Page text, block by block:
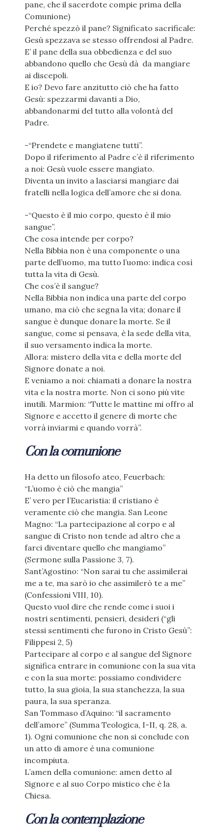
pane, che il sacerdote compie prima della
Comunione)
Perché spezzò il pane? Significato sacrificale:
Gesù spezzava se stesso offrendosi al Padre.
E’ il pane della sua obbedienza e del suo
abbandono quello che Gesù dà da mangiare
ai discepoli.
E io? Devo fare anzitutto ciò che ha fatto
Gesù: spezzarmi davanti a Dio,
abbandonarmi del tutto alla volontà del
Padre.
-“Prendete e mangiatene tutti”.
Dopo il riferimento al Padre c’è il riferimento
a noi: Gesù vuole essere mangiato.
Diventa un invito a lasciarsi mangiare dai
fratelli nella logica dell’amore che si dona.
-“Questo è il mio corpo, questo è il mio
sangue”.
Che cosa intende per corpo?
Nella Bibbia non è una componente o una
parte dell’uomo, ma tutto l’uomo: indica così
tutta la vita di Gesù.
Che cos’è il sangue?
Nella Bibbia non indica una parte del corpo
umano, ma ciò che segna la vita; donare il
sangue è dunque donare la morte. Se il
sangue, come si pensava, è la sede della vita,
il suo versamento indica la morte.
Allora: mistero della vita e della morte del
Signore donate a noi.
E veniamo a noi: chiamati a donare la nostra
vita e la nostra morte. Non ci sono più vite
inutili. Marmion: “Tutte le mattine mi offro al
Signore e accetto il genere di morte che
vorrà inviarmi e quando vorrà”.
Con la comunione
Ha detto un filosofo ateo, Feuerbach:
“L’uomo è ciò che mangia”
E’ vero per l’Eucaristia: il cristiano è
veramente ciò che mangia. San Leone
Magno: “La partecipazione al corpo e al
sangue di Cristo non tende ad altro che a
farci diventare quello che mangiamo”
(Sermone sulla Passione 3, 7).
Sant’Agostino: “Non sarai tu che assimilerai
me a te, ma sarò io che assimilerò te a me”
(Confessioni VIII, 10).
Questo vuol dire che rende come i suoi i
nostri sentimenti, pensieri, desideri (“gli
stessi sentimenti che furono in Cristo Gesù”:
Filippesi 2, 5)
Partecipare al corpo e al sangue del Signore
significa entrare in comunione con la sua vita
e con la sua morte: possiamo condividere
tutto, la sua gioia, la sua stanchezza, la sua
paura, la sua speranza.
San Tommaso d’Aquino: “il sacramento
dell’amore” (Summa Teologica, I-II, q. 28, a.
1). Ogni comunione che non si conclude con
un atto di amore è una comunione
incompiuta.
L’amen della comunione: amen detto al
Signore e al suo Corpo mistico che è la
Chiesa.
Con la contemplazione